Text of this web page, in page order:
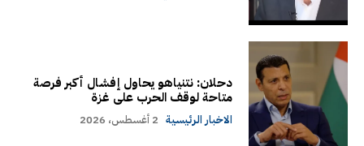
دحلان: نتنياهو يحاول إفشال أكبر فرصة
متاحة لوقف الحرب على غزة
الاخبار الرئيسية 2 أغسطس، 2026